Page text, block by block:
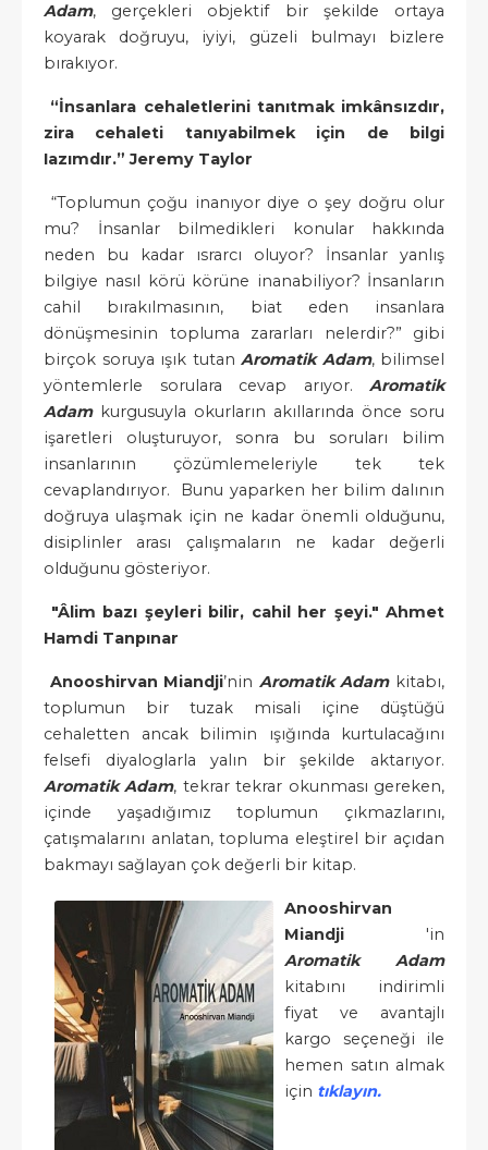
Adam, gerçekleri objektif bir şekilde ortaya
koyarak doğruyu, iyiyi, güzeli bulmayı bizlere
bırakıyor.
“İnsanlara cehaletlerini tanıtmak imkânsızdır,
zira cehaleti tanıyabilmek için de bilgi
Iazımdır.” Jeremy Taylor
“Toplumun çoğu inanıyor diye o şey doğru olur
mu? İnsanlar bilmedikleri konular hakkında
neden bu kadar ısrarcı oluyor? İnsanlar yanlış
bilgiye nasıl körü körüne inanabiliyor? İnsanların
cahil bırakılmasının, biat eden insanlara
dönüşmesinin topluma zararları nelerdir?” gibi
birçok soruya ışık tutan Aromatik Adam, bilimsel
yöntemlerle sorulara cevap arıyor. Aromatik
Adamkurgusuyla okurların akıllarında önce soru
işaretleri oluşturuyor, sonra bu soruları bilim
insanlarının çözümlemeleriyle tek tek
cevaplandırıyor. Bunu yaparken her bilim dalının
doğruya ulaşmak için ne kadar önemli olduğunu,
disiplinler arası çalışmaların ne kadar değerli
olduğunu gösteriyor.
"Âlim bazı şeyleri bilir, cahil her şeyi." Ahmet
Hamdi Tanpınar
Anooshirvan Miandji’nin Aromatik Adamkitabı,
toplumun bir tuzak misali içine düştüğü
cehaletten ancak bilimin ışığında kurtulacağını
felsefi diyaloglarla yalın bir şekilde aktarıyor.
Aromatik Adam, tekrar tekrar okunması gereken,
içinde yaşadığımız toplumun çıkmazlarını,
çatışmalarını anlatan, topluma eleştirel bir açıdan
bakmayı sağlayan çok değerli bir kitap.
Anooshirvan
Miandji 'in
Aromatik Adam
kitabını indirimli
fiyat ve avantajlı
kargo seçeneği ile
hemen satın almak
için tıklayın.